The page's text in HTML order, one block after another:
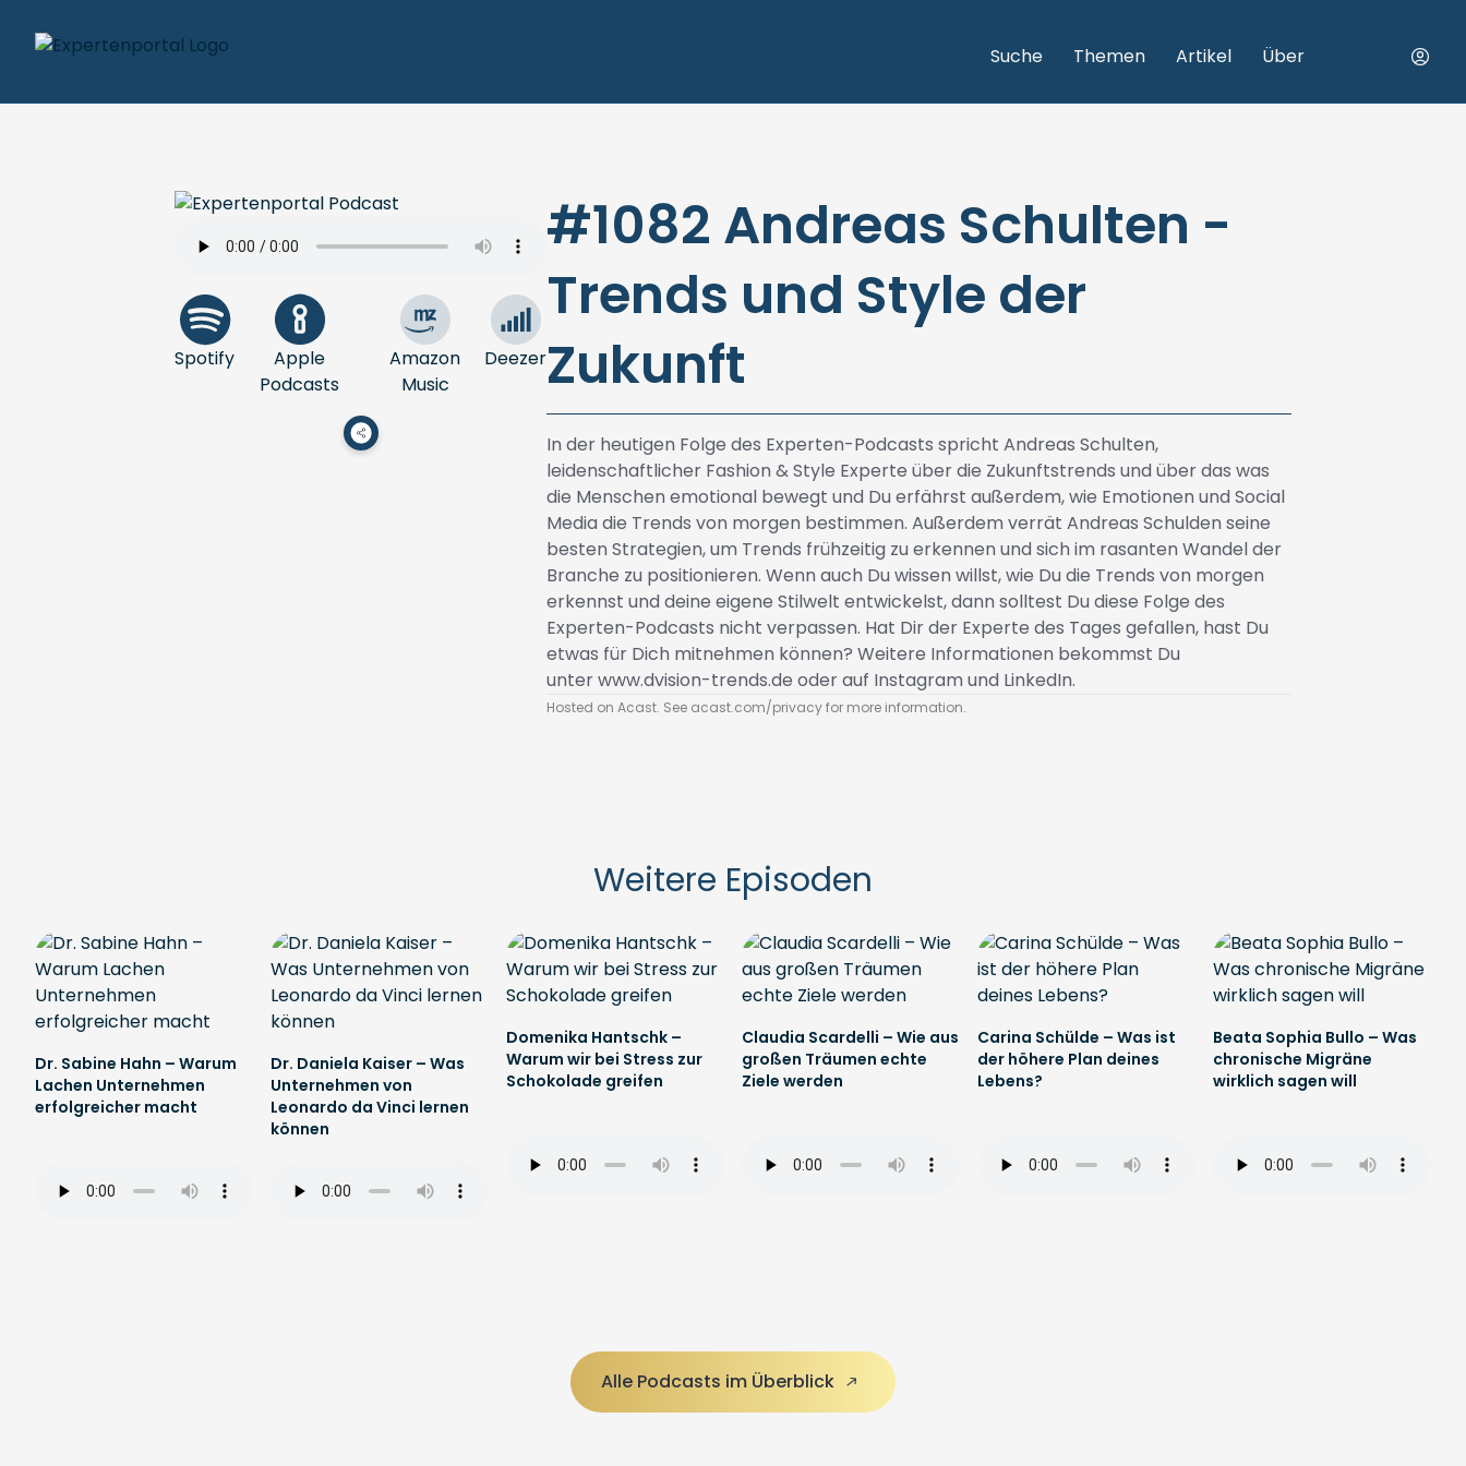
Suche Themen Artikel Über
Spotify
Apple
Podcasts
Amazon
Music
Deezer
#1082 Andreas Schulten -
Trends und Style der
Zukunft
In der heutigen Folge des Experten-Podcasts spricht Andreas Schulten,
leidenschaftlicher Fashion & Style Experte über die Zukunftstrends und über das was
die Menschen emotional bewegt und Du erfährst außerdem, wie Emotionen und Social
Media die Trends von morgen bestimmen. Außerdem verrät Andreas Schulden seine
besten Strategien, um Trends frühzeitig zu erkennen und sich im rasanten Wandel der
Branche zu positionieren. Wenn auch Du wissen willst, wie Du die Trends von morgen
erkennst und deine eigene Stilwelt entwickelst, dann solltest Du diese Folge des
Experten-Podcasts nicht verpassen. Hat Dir der Experte des Tages gefallen, hast Du
etwas für Dich mitnehmen können? Weitere Informationen bekommst Du
unterwww.dvision-trends.de oder auf Instagram und LinkedIn.
Hosted on Acast. See acast.com/privacyfor more information.
Weitere Episoden
Dr. Sabine Hahn – Warum
Lachen Unternehmen
erfolgreicher macht
Dr. Daniela Kaiser – Was
Unternehmen von
Leonardo da Vinci lernen
können
Domenika Hantschk –
Warum wir bei Stress zur
Schokolade greifen
Claudia Scardelli – Wie aus
großen Träumen echte
Ziele werden
Carina Schülde – Was ist
der höhere Plan deines
Lebens?
Beata Sophia Bullo – Was
chronische Migräne
wirklich sagen will
Alle Podcasts im Überblick